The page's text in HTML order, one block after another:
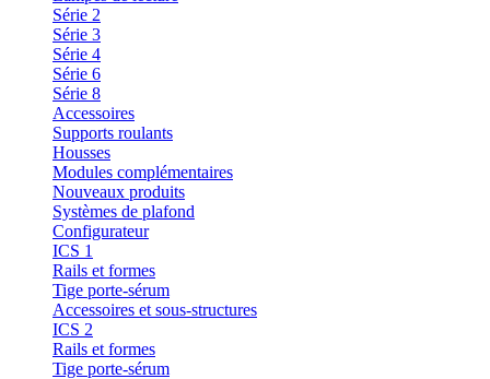
Série 2
Série 3
Série 4
Série 6
Série 8
Accessoires
Supports roulants
Housses
Modules complémentaires
Nouveaux produits
Systèmes de plafond
Configurateur
ICS 1
Rails et formes
Tige porte-sérum
Accessoires et sous-structures
ICS 2
Rails et formes
Tige porte-sérum